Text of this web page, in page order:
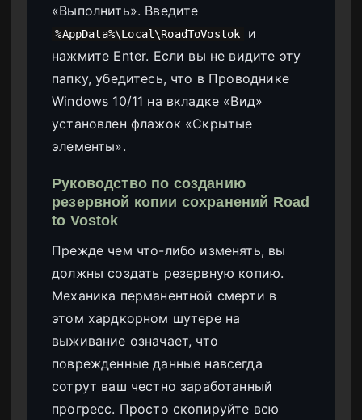
«Выполнить». Введите
%AppData%\Local\RoadToVostok
и
нажмите Enter. Если вы не видите эту
папку, убедитесь, что в Проводнике
Windows 10/11 на вкладке «Вид»
установлен флажок «Скрытые
элементы».
Руководство по созданию
резервной копии сохранений Road
to Vostok
Прежде чем что-либо изменять, вы
должны создать резервную копию.
Механика перманентной смерти в
этом хардкорном шутере на
выживание означает, что
поврежденные данные навсегда
сотрут ваш честно заработанный
прогресс. Просто скопируйте всю